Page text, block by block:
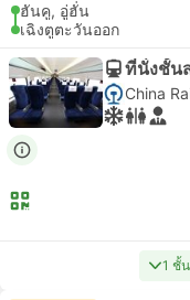
ฮันคู, อู่ฮั่น
เฉิงตูตะวันออก
ที่นั่งชั้น
China
1 ชั้